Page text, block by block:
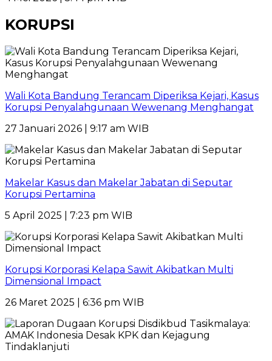
KORUPSI
Wali Kota Bandung Terancam Diperiksa Kejari, Kasus
Korupsi Penyalahgunaan Wewenang Menghangat
27 Januari 2026 | 9:17 am WIB
Makelar Kasus dan Makelar Jabatan di Seputar
Korupsi Pertamina
5 April 2025 | 7:23 pm WIB
Korupsi Korporasi Kelapa Sawit Akibatkan Multi
Dimensional Impact
26 Maret 2025 | 6:36 pm WIB